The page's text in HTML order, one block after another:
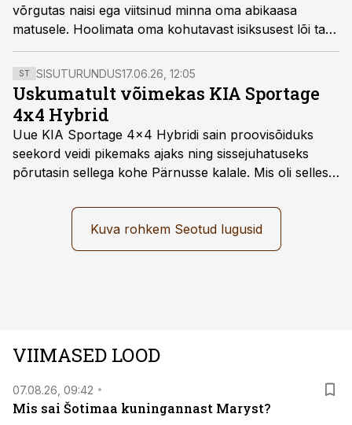
võrgutas naisi ega viitsinud minna oma abikaasa
matusele. Hoolimata oma kohutavast isiksusest lõi ta
lummavat muusikat, mis tegi temast maailmakuulsa
mehe.
ST SISUTURUNDUS17.06.26, 12:05
Uskumatult võimekas KIA Sportage
4x4 Hybrid
Uue KIA Sportage 4x4 Hybridi sain proovisõiduks
seekord veidi pikemaks ajaks ning sissejuhatuseks
põrutasin sellega kohe Pärnusse kalale. Mis oli selles
läbi järgnev lugu.
Kuva rohkem Seotud lugusid
VIIMASED LOOD
07.08.26, 09:42
Mis sai Šotimaa kuningannast Maryst?